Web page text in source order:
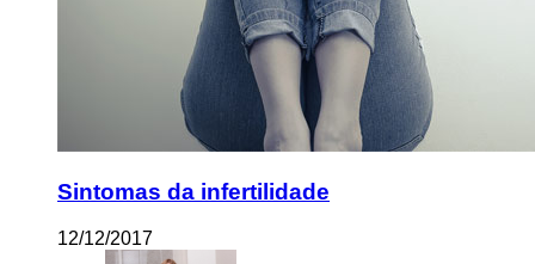
Sintomas da infertilidade
12/12/2017